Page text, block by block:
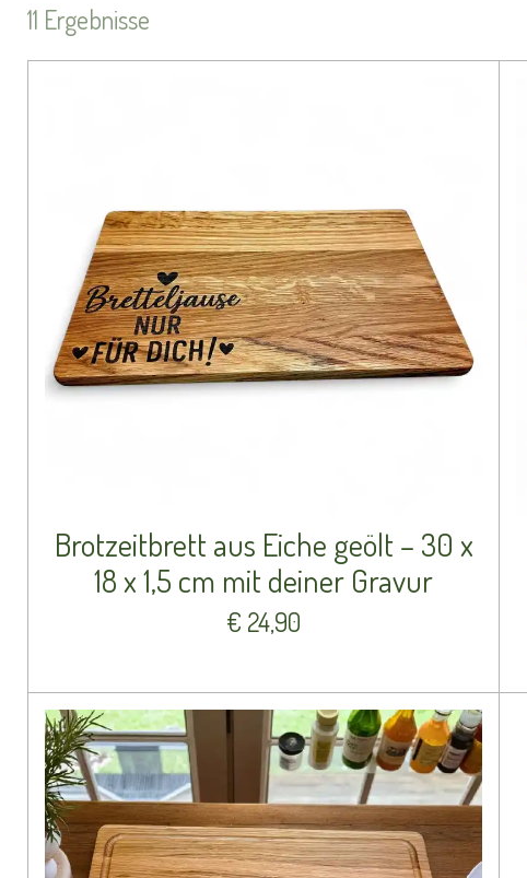
11 Ergebnisse
Brotzeitbrett aus Eiche geölt – 30 x
18 x 1,5 cm mit deiner Gravur
€ 24,90